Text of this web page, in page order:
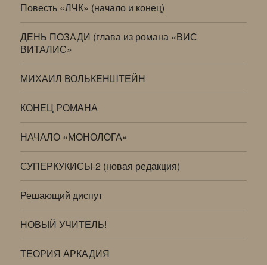
Повесть «ЛЧК» (начало и конец)
ДЕНЬ ПОЗАДИ (глава из романа «ВИС
ВИТАЛИС»
МИХАИЛ ВОЛЬКЕНШТЕЙН
КОНЕЦ РОМАНА
НАЧАЛО «МОНОЛОГА»
СУПЕРКУКИСЫ-2 (новая редакция)
Решающий диспут
НОВЫЙ УЧИТЕЛЬ!
ТЕОРИЯ АРКАДИЯ